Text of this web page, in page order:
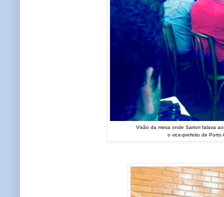
Visão da mesa onde Sartori falava
o vice-prefeito de Porto